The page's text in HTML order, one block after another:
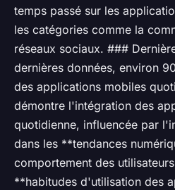
temps passé sur les
les catégories comme la
réseaux sociaux. ###
dernières données, environ
des applications mobiles
démontre l'intégration des
quotidienne, influencée par
dans les **tendances
comportement des
**habitudes d'utilisation des